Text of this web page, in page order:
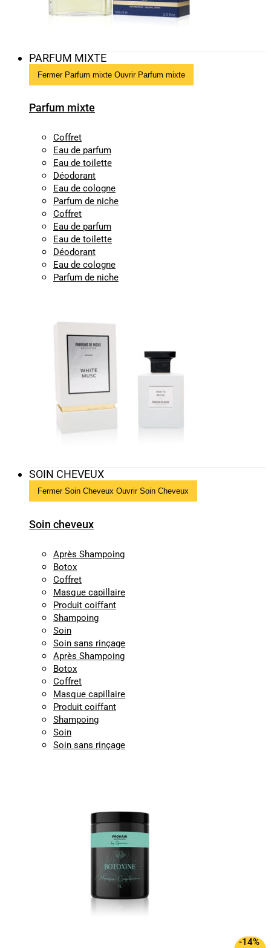
PARFUM MIXTE
Fermer Parfum mixte Ouvrir Parfum mixte
Parfum mixte
Coffret
Eau de parfum
Eau de toilette
Déodorant
Eau de cologne
Parfum de niche
Coffret
Eau de parfum
Eau de toilette
Déodorant
Eau de cologne
Parfum de niche
SOIN CHEVEUX
Fermer Soin Cheveux Ouvrir Soin Cheveux
Soin cheveux
Après Shampoing
Botox
Coffret
Masque capillaire
Produit coiffant
Shampoing
Soin
Soin sans rinçage
Après Shampoing
Botox
Coffret
Masque capillaire
Produit coiffant
Shampoing
Soin
Soin sans rinçage
-14%